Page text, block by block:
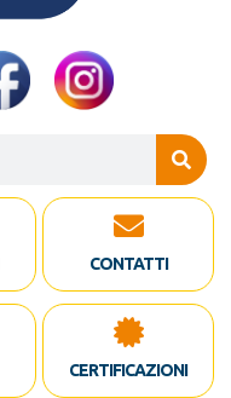
CONTATTI
CERTIFICAZIONI